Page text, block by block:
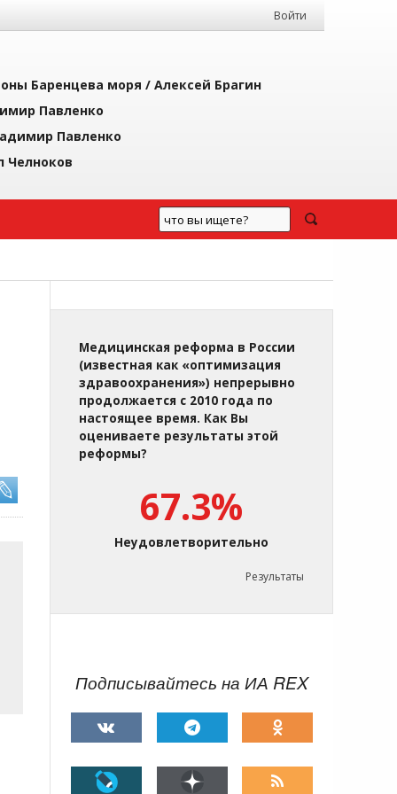
Войти
Баренцева моря / Алексей Брагин
Павленко
Павленко
Челноков
Медицинская реформа в России
(известная как «оптимизация
здравоохранения») непрерывно
продолжается с 2010 года по
настоящее время. Как Вы
оцениваете результаты этой
реформы?
67.3%
Неудовлетворительно
Результаты
Подписывайтесь на ИА REX